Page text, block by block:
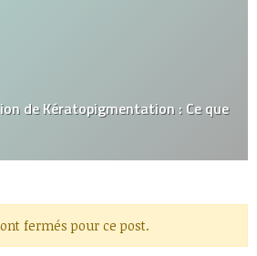
de Kératopigmentation : Ce que
fermés pour ce post.